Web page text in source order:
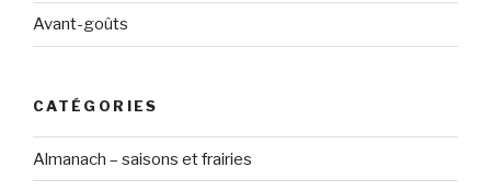
Avant-goûts
CATÉGORIES
Almanach – saisons et frairies